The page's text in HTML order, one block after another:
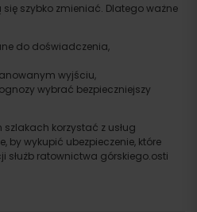
szybko zmieniać. Dlatego ważne
do doświadczenia,
wyjściu,
wybrać bezpieczniejszy
korzystać z usług
by wykupić ubezpieczenie, które
służb ratownictwa górskiego.osti